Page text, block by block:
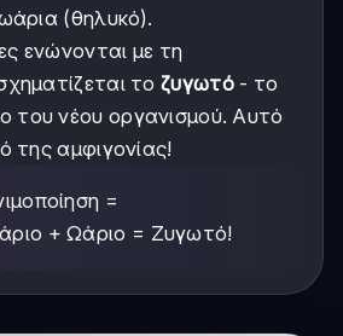
(θηλυκό).
ενώνονται με τη
τοζυγωτό- το
του νέου οργανισμού. Αυτό
της αμφιγονίας!
=
+ Ωάριο = Ζυγωτό!